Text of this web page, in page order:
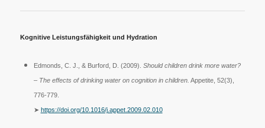
Kognitive Leistungsfähigkeit und Hydration
Edmonds, C. J., & Burford, D. (2009). Should children drink more water?
– The effects of drinking water on cognition in children. Appetite, 52(3),
776-779.
➤ https://doi.org/10.1016/j.appet.2009.02.010